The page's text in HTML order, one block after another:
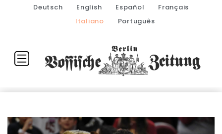
Deutsch English Español
Français
Italiano
Português